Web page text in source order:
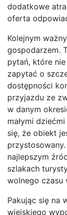
dodatkowe
oferta
Kolejnym
gospodarzem.
pytań, które
zapytać o
dostępności
przyjazdu ze
w danym
małymi
się, że obiekt
najlepszym
szlakach
wolnego czasu
Pakując się na
wiejskiego